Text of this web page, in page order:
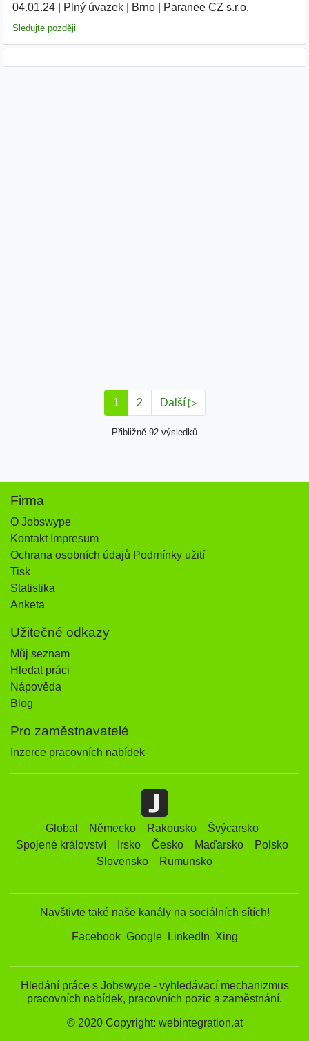
04.01.24| Plný úvazek| Brno| Paranee CZ s.r.o.
Sledujte později
1 2 Další ▷
Přibližně 92 výsledků
Firma
O Jobswype
Kontakt Impresum
Ochrana osobních údajů Podmínky užití
Tisk
Statistika
Anketa
Užitečné odkazy
Můj seznam
Hledat práci
Nápověda
Blog
Pro zaměstnavatelé
Inzerce pracovních nabídek
Global Německo Rakousko
Švýcarsko
Spojené království
Irsko Česko Maďarsko
Polsko
Slovensko
Rumunsko
Navštivte také naše kanály na sociálních sítích!
Facebook Google LinkedIn Xing
Hledání práce s Jobswype - vyhledávací mechanizmus
pracovních nabídek, pracovních pozic a zaměstnání.
© 2020 Copyright: webintegration.at